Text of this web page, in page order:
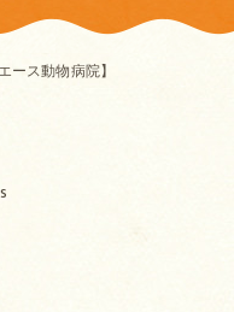
ス動物病院】